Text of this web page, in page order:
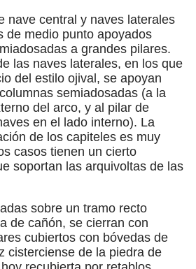
nave central y naves laterales
de medio punto apoyados
a grandes pilares.
las naves laterales, en los que
del estilo ojival, se apoyan
semiadosadas (a la
del arco, y al pilar de
en el lado interno). La
de los capiteles es muy
casos tienen un cierto
soportan las arquivoltas de las
sobre un tramo recto
de cañón, se cierran con
cubiertos con bóvedas de
cisterciense de la piedra de